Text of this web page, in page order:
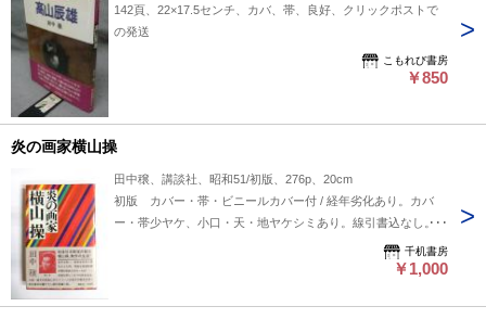
142頁、22×17.5センチ、カバ、帯、良好、クリックポストで
の発送
こもれび書房
￥850
炎の画家横山操
田中穣、講談社、昭和51/初版、276p、20cm
初版 カバー・帯・ビニールカバー付 / 経年劣化あり。カバ
ー・帯少ヤケ、小口・天・地ヤケシミあり。線引書込なし。 ■
千机書房
￥1,000